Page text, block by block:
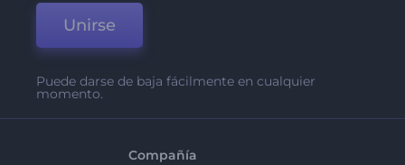
Unirse
Puede darse de baja fácilmente en cualquier
momento.
Compañía